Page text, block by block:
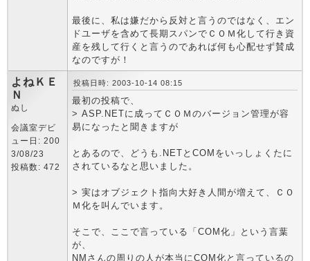
最後に、私は嫌だから反対と言うのではなく、エン
ドユーザを含めて長期スパンでＣＯＭ化して行き資
産を残して行くと言うのであれば何も心配せず賛成
なのですが！
よねＫＥ
Ｎ
ぬし
会議室デビ
ュー日: 200
3/08/23
投稿数: 472
投稿日時: 2003-10-14 08:15
最初の投稿で、
> ASP.NETに成ってＣＯＭのバージョン管理が容
易になったと聞きますが
とあるので、どうも.NETとCOMをいっしょくたに
されているなと思いました。
> 実はオブジェクト指向大好き人間が増えて、ＣＯ
Ｍ化を叫んでいます。
そこで、ここで言っている「COM化」という言葉
が、
NMさんの周りの人が本当にCOM化と言っているの